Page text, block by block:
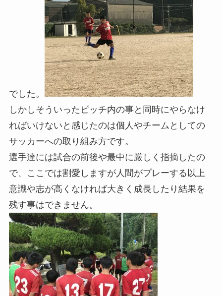
でした。
しかしそういったピッチ内の事と同時にやらなけ
ればいけないと感じたのは個人やチームとしての
サッカーへの取り組み方です。
選手達には試合の前後や最中に厳しく指摘したの
で、ここでは割愛しますが人間がプレーする以上
意識や志が高くなければ大きく成長したり結果を
残す事はできません。